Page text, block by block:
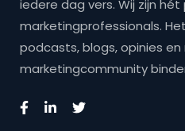
iedere dag vers. Wij zijn
marketingprofessionals.
podcasts, blogs, opinies
marketingcommunity